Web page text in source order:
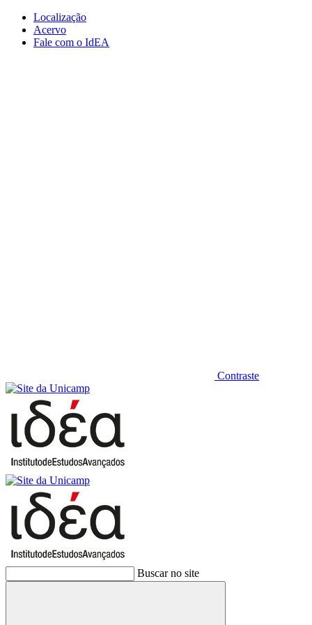
Conteúdo principal
Localização
Acervo
Fale com o IdEA
Contraste
Buscar no site